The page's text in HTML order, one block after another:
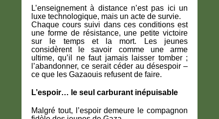
L’enseignement à distance n’est pas ici un
luxe technologique, mais un acte de survie.
Chaque cours suivi dans ces conditions est
une forme de résistance, une petite victoire
sur le temps et la mort. Les jeunes
considèrent le savoir comme une arme
ultime, qu’il ne faut jamais laisser tomber ;
l’abandonner, ce serait céder au désespoir –
ce que les Gazaouis refusent de faire.
L’espoir… le seul carburant inépuisable
Malgré tout, l’espoir demeure le compagnon